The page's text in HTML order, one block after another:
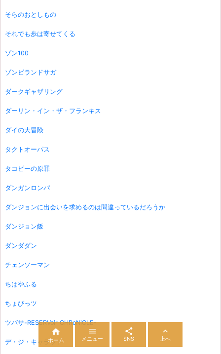
そらのおとしもの
それでも歩は寄せてくる
ゾン100
ゾンビランドサガ
ダークギャザリング
ダーリン・イン・ザ・フランキス
ダイの大冒険
タクトオーパス
タコピーの原罪
ダンガンロンパ
ダンジョンに出会いを求めるのは間違っているだろうか
ダンジョン飯
ダンダダン
チェンソーマン
ちはやふる
ちょびっツ
ツバサ-RESERVoir CHRoNiCLE-
デ・ジ・キャラット

ホーム

メニュー

SNS

上へ